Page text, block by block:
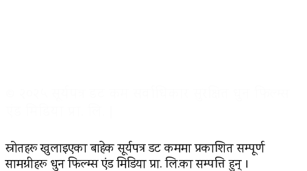
स्रोतहरू खुलाइएका बाहेक सूर्यपत्र डट कममा प्रकाशित सम्पूर्ण
सामग्रीहरू धुन फिल्म्स एंड मिडिया प्रा. लि.का सम्पत्ति हुन् ।